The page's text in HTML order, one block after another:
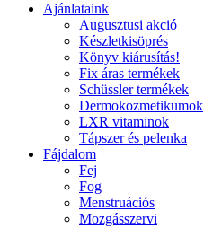
Ajánlataink
Augusztusi akció
Készletkisöprés
Könyv kiárusítás!
Fix áras termékek
Schüssler termékek
Dermokozmetikumok
LXR vitaminok
Tápszer és pelenka
Fájdalom
Fej
Fog
Menstruációs
Mozgásszervi